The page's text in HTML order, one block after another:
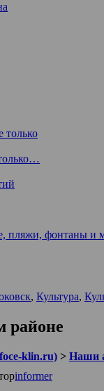
только
пляжи, фонтаны и
, Культура,
районе
klin.ru) > Наши
informer